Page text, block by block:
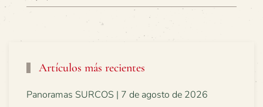
Artículos más recientes
Panoramas SURCOS | 7 de agosto de 2026